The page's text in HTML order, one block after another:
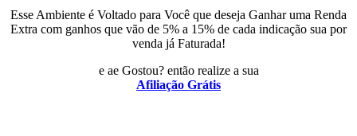
Esse Ambiente é Voltado para Você que deseja Ganhar uma Renda
Extra com ganhos que vão de 5% a 15% de cada indicação sua por
venda já Faturada!
e ae Gostou? então realize a sua
Afiliação Grátis